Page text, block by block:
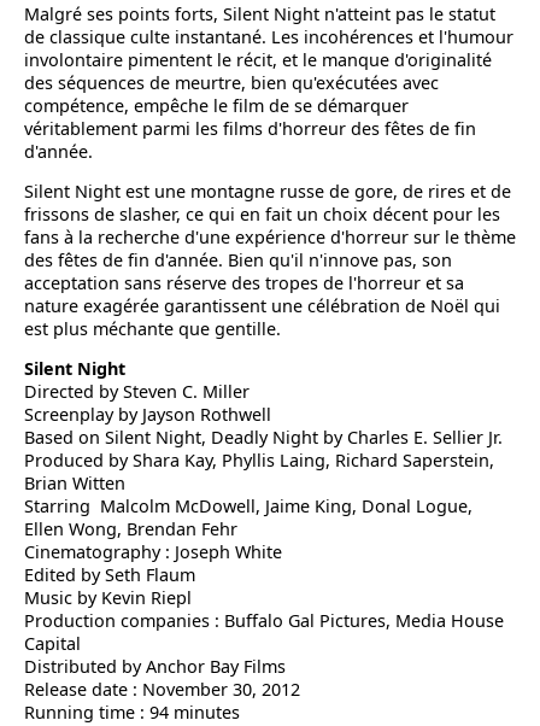
Malgré ses points forts, Silent Night n'atteint pas le statut
de classique culte instantané. Les incohérences et l'humour
involontaire pimentent le récit, et le manque d'originalité
des séquences de meurtre, bien qu'exécutées avec
compétence, empêche le film de se démarquer
véritablement parmi les films d'horreur des fêtes de fin
d'année.
Silent Night est une montagne russe de gore, de rires et de
frissons de slasher, ce qui en fait un choix décent pour les
fans à la recherche d'une expérience d'horreur sur le thème
des fêtes de fin d'année. Bien qu'il n'innove pas, son
acceptation sans réserve des tropes de l'horreur et sa
nature exagérée garantissent une célébration de Noël qui
est plus méchante que gentille.
Silent Night
Directed by Steven C. Miller
Screenplay by Jayson Rothwell
Based on Silent Night, Deadly Night by Charles E. Sellier Jr.
Produced by Shara Kay, Phyllis Laing, Richard Saperstein,
Brian Witten
Starring Malcolm McDowell, Jaime King, Donal Logue,
Ellen Wong, Brendan Fehr
Cinematography : Joseph White
Edited by Seth Flaum
Music by Kevin Riepl
Production companies : Buffalo Gal Pictures, Media House
Capital
Distributed by Anchor Bay Films
Release date : November 30, 2012
Running time : 94 minutes